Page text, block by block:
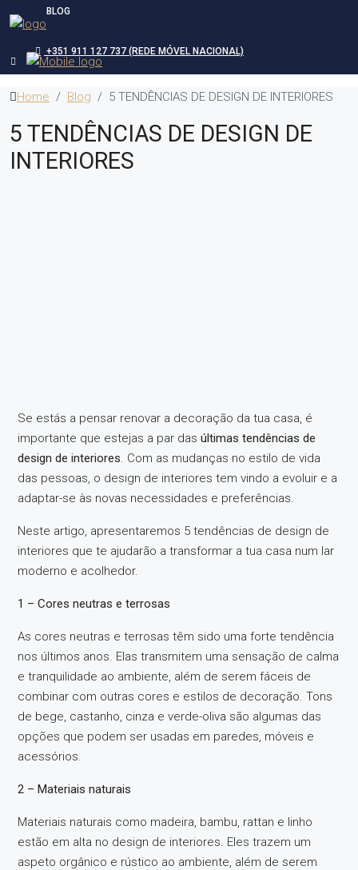
BLOG
+351 911 127 737 (REDE MÓVEL NACIONAL)
Home Blog 5 TENDÊNCIAS DE DESIGN DE INTERIORES
5 TENDÊNCIAS DE DESIGN DE
INTERIORES
Se estás a pensar renovar a decoração da tua casa, é
importante que estejas a par das últimas tendências de
design de interiores. Com as mudanças no estilo de vida
das pessoas, o design de interiores tem vindo a evoluir e a
adaptar-se às novas necessidades e preferências.
Neste artigo, apresentaremos 5 tendências de design de
interiores que te ajudarão a transformar a tua casa num lar
moderno e acolhedor.
1 – Cores neutras e terrosas
As cores neutras e terrosas têm sido uma forte tendência
nos últimos anos. Elas transmitem uma sensação de calma
e tranquilidade ao ambiente, além de serem fáceis de
combinar com outras cores e estilos de decoração. Tons
de bege, castanho, cinza e verde-oliva são algumas das
opções que podem ser usadas em paredes, móveis e
acessórios.
2 – Materiais naturais
Materiais naturais como madeira, bambu, rattan e linho
estão em alta no design de interiores. Eles trazem um
aspeto orgânico e rústico ao ambiente, além de serem